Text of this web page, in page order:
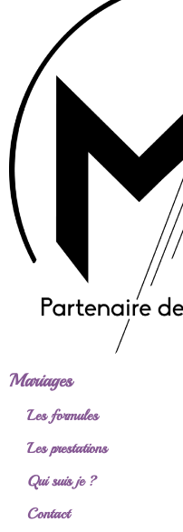
Mariages
Les formules
Les prestations
Qui suis je ?
Contact